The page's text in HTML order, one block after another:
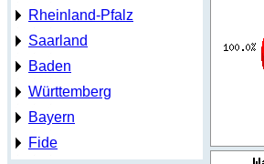
Rheinland-Pfalz
Saarland
Baden
Württemberg
Bayern
Fide